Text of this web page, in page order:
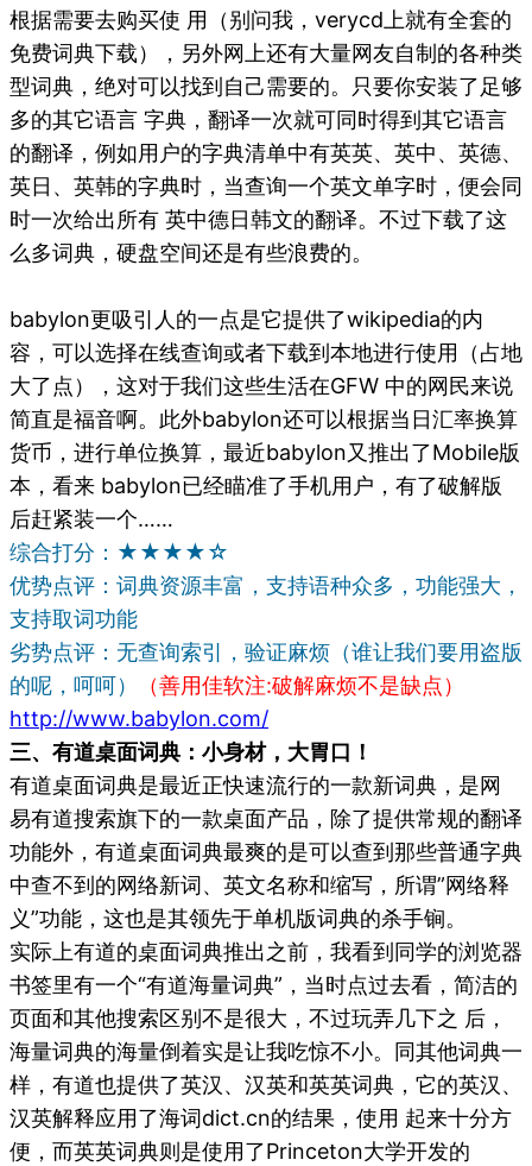
根据需要去购买使 用（别问我，verycd上就有全套的
免费词典下载），另外网上还有大量网友自制的各种类
型词典，绝对可以找到自己需要的。只要你安装了足够
多的其它语言 字典，翻译一次就可同时得到其它语言
的翻译，例如用户的字典清单中有英英、英中、英德、
英日、英韩的字典时，当查询一个英文单字时，便会同
时一次给出所有 英中德日韩文的翻译。不过下载了这
么多词典，硬盘空间还是有些浪费的。
babylon更吸引人的一点是它提供了wikipedia的内
容，可以选择在线查询或者下载到本地进行使用（占地
大了点），这对于我们这些生活在GFW 中的网民来说
简直是福音啊。此外babylon还可以根据当日汇率换算
货币，进行单位换算，最近babylon又推出了Mobile版
本，看来 babylon已经瞄准了手机用户，有了破解版
后赶紧装一个……
综合打分：★★★★☆
优势点评：词典资源丰富，支持语种众多，功能强大，
支持取词功能
劣势点评：无查询索引，验证麻烦（谁让我们要用盗版
的呢，呵呵）
（善用佳软注:破解麻烦不是缺点）
http://www.babylon.com/
三、有道桌面词典：小身材，大胃口！
有道桌面词典是最近正快速流行的一款新词典，是网
易有道搜索旗下的一款桌面产品，除了提供常规的翻译
功能外，有道桌面词典最爽的是可以查到那些普通字典
中查不到的网络新词、英文名称和缩写，所谓”网络释
义”功能，这也是其领先于单机版词典的杀手锏。
实际上有道的桌面词典推出之前，我看到同学的浏览器
书签里有一个“有道海量词典”，当时点过去看，简洁的
页面和其他搜索区别不是很大，不过玩弄几下之 后，
海量词典的海量倒着实是让我吃惊不小。同其他词典一
样，有道也提供了英汉、汉英和英英词典，它的英汉、
汉英解释应用了海词dict.cn的结果，使用 起来十分方
便，而英英词典则是使用了Princeton大学开发的